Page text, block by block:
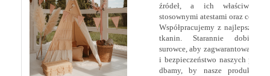
źródeł, a ich właściwości
stosownymi atestami oraz
Współpracujemy z najlepszymi
tkanin. Starannie
surowce, aby zagwarantować
i bezpieczeństwo naszych
dbamy, by nasze produkty